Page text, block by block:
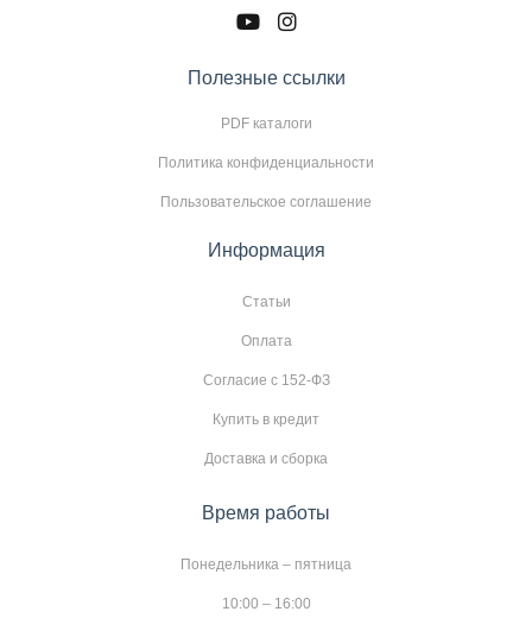
Полезные ссылки
PDF каталоги
Политика конфиденциальности
Пользовательское соглашение
Информация
Статьи
Оплата
Согласие с 152-ФЗ
Купить в кредит
Доставка и сборка
Время работы
Понедельника – пятница
10:00 – 16:00